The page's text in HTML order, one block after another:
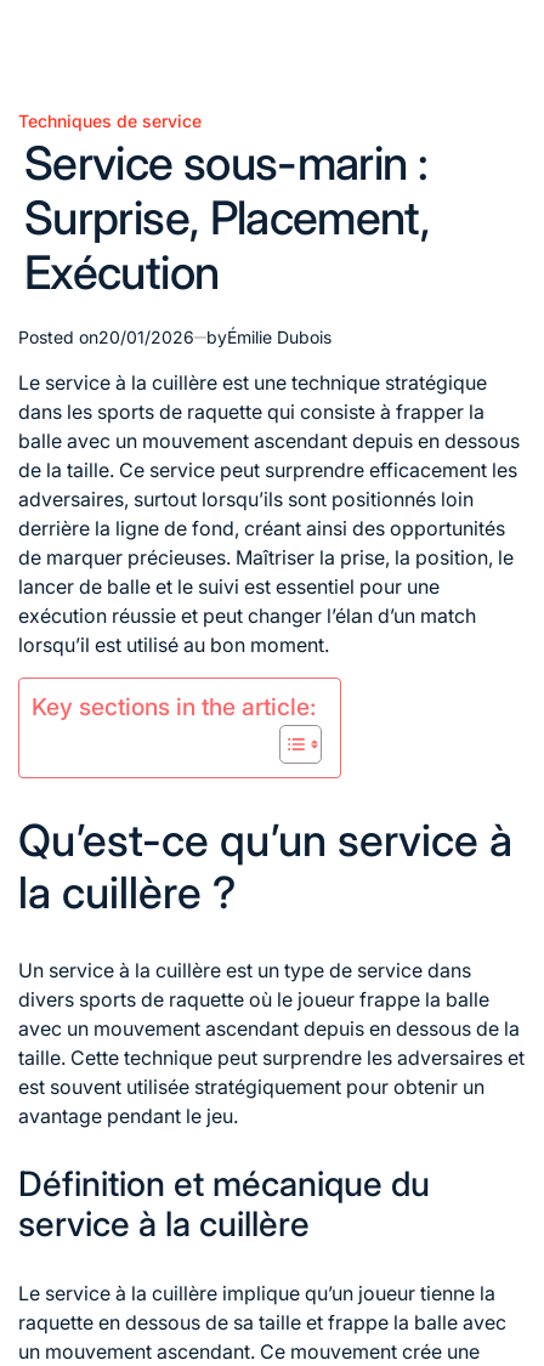
Posted
in
Techniques de service
Service sous-marin :
Surprise, Placement,
Exécution
Posted on20/01/2026 byÉmilie Dubois
Le service à la cuillère est une technique stratégique
dans les sports de raquette qui consiste à frapper la
balle avec un mouvement ascendant depuis en dessous
de la taille. Ce service peut surprendre efficacement les
adversaires, surtout lorsqu’ils sont positionnés loin
derrière la ligne de fond, créant ainsi des opportunités
de marquer précieuses. Maîtriser la prise, la position, le
lancer de balle et le suivi est essentiel pour une
exécution réussie et peut changer l’élan d’un match
lorsqu’il est utilisé au bon moment.
Key sections in the article:
Qu’est-ce qu’un service à
la cuillère ?
Un service à la cuillère est un type de service dans
divers sports de raquette où le joueur frappe la balle
avec un mouvement ascendant depuis en dessous de la
taille. Cette technique peut surprendre les adversaires et
est souvent utilisée stratégiquement pour obtenir un
avantage pendant le jeu.
Définition et mécanique du
service à la cuillère
Le service à la cuillère implique qu’un joueur tienne la
raquette en dessous de sa taille et frappe la balle avec
un mouvement ascendant. Ce mouvement crée une